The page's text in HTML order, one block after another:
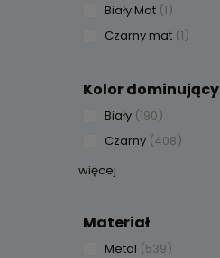
Biały Mat (1)
Czarny mat (1)
Kolor dominujący
Biały (190)
Czarny (408)
więcej
Materiał
Metal (539)